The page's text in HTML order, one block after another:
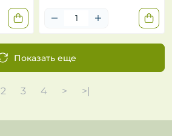
Показать еще
2 3 4 > >|